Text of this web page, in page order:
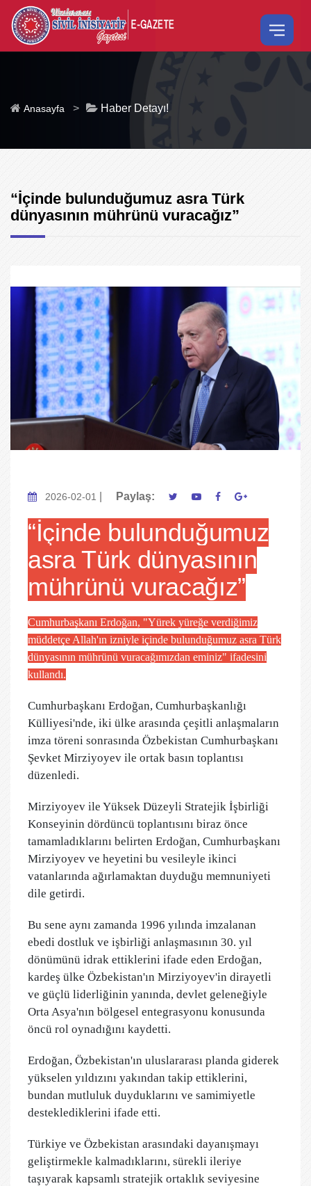
Anasayfa > Haber Detayı!
“İçinde bulunduğumuz asra Türk
dünyasının mührünü vuracağız”
2026-02-01 Paylaş:
“İçinde bulunduğumuz
asra Türk dünyasının
mührünü vuracağız”
Cumhurbaşkanı Erdoğan, "Yürek yüreğe verdiğimiz
müddetçe Allah'ın izniyle içinde bulunduğumuz asra Türk
dünyasının mührünü vuracağımızdan eminiz" ifadesini
kullandı.
Cumhurbaşkanı Erdoğan, Cumhurbaşkanlığı
Külliyesi'nde, iki ülke arasında çeşitli anlaşmaların
imza töreni sonrasında Özbekistan Cumhurbaşkanı
Şevket Mirziyoyev ile ortak basın toplantısı
düzenledi.
Mirziyoyev ile Yüksek Düzeyli Stratejik İşbirliği
Konseyinin dördüncü toplantısını biraz önce
tamamladıklarını belirten Erdoğan, Cumhurbaşkanı
Mirziyoyev ve heyetini bu vesileyle ikinci
vatanlarında ağırlamaktan duyduğu memnuniyeti
dile getirdi.
Bu sene aynı zamanda 1996 yılında imzalanan
ebedi dostluk ve işbirliği anlaşmasının 30. yıl
dönümünü idrak ettiklerini ifade eden Erdoğan,
kardeş ülke Özbekistan'ın Mirziyoyev'in dirayetli
ve güçlü liderliğinin yanında, devlet geleneğiyle
Orta Asya'nın bölgesel entegrasyonu konusunda
öncü rol oynadığını kaydetti.
Erdoğan, Özbekistan'ın uluslararası planda giderek
yükselen yıldızını yakından takip ettiklerini,
bundan mutluluk duyduklarını ve samimiyetle
desteklediklerini ifade etti.
Türkiye ve Özbekistan arasındaki dayanışmayı
geliştirmekle kalmadıklarını, sürekli ileriye
taşıyarak kapsamlı stratejik ortaklık seviyesine